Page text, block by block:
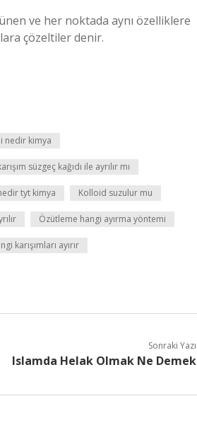
ve her noktada aynı özelliklere
çözeltiler denir.
nedir kimya
süzgeç kağıdı ile ayrılır mı
tyt kimya Kolloid suzulur mu
Özütleme hangi ayırma yöntemi
karışımları ayırır
Sonraki Yazı
Islamda Helak Olmak Ne Demek